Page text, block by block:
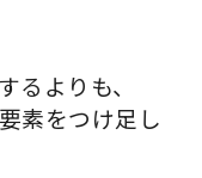
るよりも、
素をつけ足し